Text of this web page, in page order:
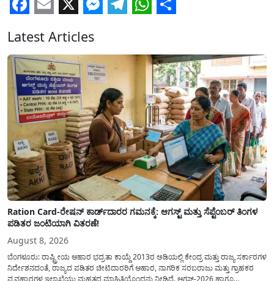
Latest Articles
Ration Card-ರೇಷನ್ ಕಾರ್ಡ್‍ದಾರರ ಗಮನಕ್ಕೆ: ಆಗಸ್ಟ್ ಮತ್ತು ಸೆಪ್ಟೆಂಬರ್ ತಿಂಗಳ
ಪಡಿತರ ಜಂಟಿಯಾಗಿ ವಿತರಣೆ!
August 8, 2026
ಬೆಂಗಳೂರು: ರಾಷ್ಟ್ರೀಯ ಆಹಾರ ಭದ್ರತಾ ಕಾಯ್ದೆ 2013ರ ಅಡಿಯಲ್ಲಿ ಕೇಂದ್ರ ಮತ್ತು ರಾಜ್ಯ ಸರ್ಕಾರಗಳ
ನಿರ್ದೇಶನದಂತೆ, ರಾಜ್ಯದ ಪಡಿತರ ಚೀಟಿದಾರರಿಗೆ ಆಹಾರ, ನಾಗರಿಕ ಸರಬರಾಜು ಮತ್ತು ಗ್ರಾಹಕರ
ವ್ಯವಹಾರಗಳ ಇಲಾಖೆಯು ಮಹತ್ವದ ಮಾಹಿತಿಯೊಂದನ್ನು ನೀಡಿದೆ. ಆಗಸ್ಟ್-2026 ಹಾಗೂ